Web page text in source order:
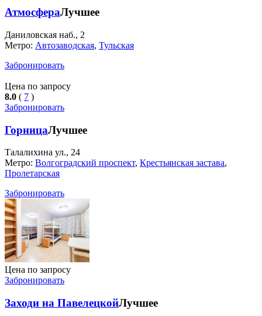
АтмосфераЛучшее
Даниловская наб., 2
Метро: Автозаводская, Тульская
Забронировать
Цена по запросу
8.0 ( 7 )
Забронировать
ГорницаЛучшее
Талалихина ул., 24
Метро: Волгоградский проспект, Крестьянская застава,
Пролетарская
Забронировать
Цена по запросу
Забронировать
Заходи на ПавелецкойЛучшее